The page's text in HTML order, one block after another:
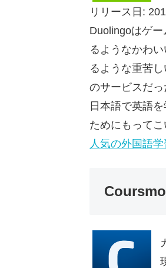
リリース日:
Duolingoはゲ
るようなかわ
るような重苦
のサービスだ
日本語で英語
ためにもってこ
人気の外国語